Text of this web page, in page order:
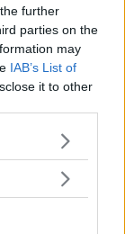
further
parties on the
may
IAB’s List of
it to other
more Google
may click to
below Google
som
göra det
en bostad
relativt sett
ut områden
för